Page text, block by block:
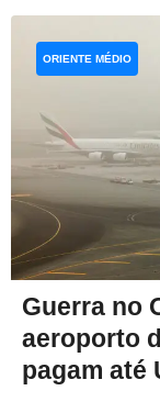
Guerra no
aeroporto
pagam até
ORIENTE MÉDIO